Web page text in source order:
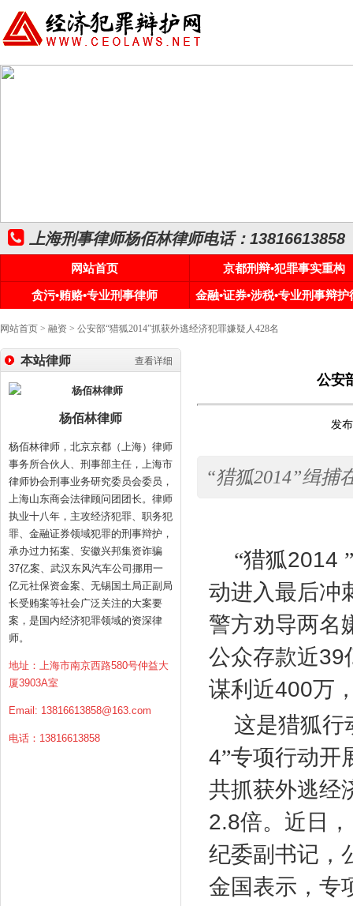
上海刑事律师杨佰林律师电话：13816613858
网站首页
京都刑辩•犯罪事实重构
贪污•贿赂•专业刑事律师
金融•证券•涉税•专业刑事辩护
网站首页 > 融资 > 公安部“猎狐2014”抓获外逃经济犯罪嫌疑人428名
查看详细
本站律师
杨佰林律师
杨佰林律师，北京京都（上海）律师
事务所合伙人、刑事部主任，上海市
律师协会刑事业务研究委员会委员，
上海山东商会法律顾问团团长。律师
执业十八年，主攻经济犯罪、职务犯
罪、金融证券领域犯罪的刑事辩护，
承办过力拓案、安徽兴邦集资诈骗
37亿案、武汉东风汽车公司挪用一
亿元社保资金案、无锡国土局正副局
长受贿案等社会广泛关注的大案要
案，是国内经济犯罪领域的资深律
师。
地址：上海市南京西路580号仲益大
厦3903A室
Email: 13816613858@163.com
电话：13816613858
公安
发
“猎狐2014”缉捕
“猎狐2014
动进入最后冲
警方劝导两名
公众存款近39
谋利近400万
这是猎狐行
4”专项行动开
共抓获外逃经
2.8倍。近日
纪委副书记，
金国表示，专